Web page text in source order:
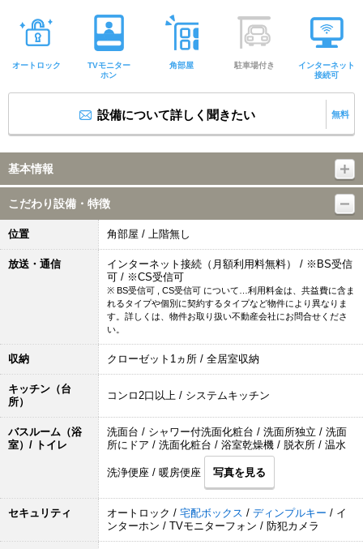
オートロック
TVモニター
ホン
角部屋 駐車場付き
インターネット
接続可
設備について詳しく聞きたい 無料
基本情報
こだわり設備・特徴
位置 角部屋 / 上階無し
放送・通信
インターネット接続（月額利用料無料） / ※BS受信
可 / ※CS受信可
※ BS受信可 , CS受信可 について…利用料金は、共益費に含ま
れるタイプや個別に契約するタイプなど物件により異なりま
す。詳しくは、物件お取り扱い不動産会社にお問合せくださ
い。
収納 クローゼット1ヵ所 / 全居室収納
キッチン（台
所）
コンロ2口以上 / システムキッチン
バスルーム（浴
室）/ トイレ
洗面台 / シャワー付洗面化粧台 / 洗面所独立 / 洗面
所にドア / 洗面化粧台 / 浴室乾燥機 / 脱衣所 / 温水
洗浄便座 / 暖房便座 写真を見る
セキュリティ オートロック / 宅配ボックス / ディンプルキー / イ
ンターホン / TVモニターフォン / 防犯カメラ